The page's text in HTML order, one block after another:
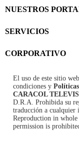
NUESTROS
SERVICIOS
CORPORATIVO
El uso de este sitio
condiciones y
CARACOL
D.R.A. Prohibida su
traducción a cualquier
Reproduction in
permission is